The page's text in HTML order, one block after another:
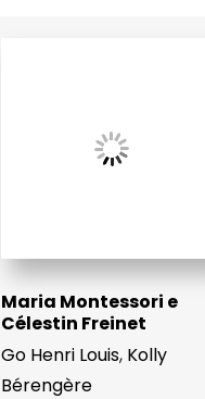
Maria Montessori e
Célestin Freinet
Go Henri Louis, Kolly
Bérengère